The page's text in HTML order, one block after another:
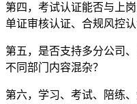
第四，考试认证能否与上
单证审核认证、合规风控认
第五，是否支持多分公司
不同部门内容混杂？
第六，学习、考试、陪练